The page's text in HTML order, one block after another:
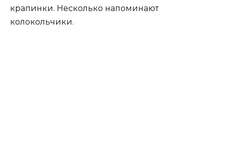
крапинки. Несколько напоминают
колокольчики.